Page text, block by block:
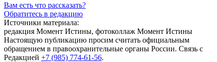
Вам есть что рассказать?
Обратитесь в редакцию
Источники материала:
редакция Момент Истины, фотоколлаж Момент Истины
Настоящую публикацию просим считать официальным
обращением в правоохранительные органы России. Связь с
Редакцией +7 (985) 774-61-56.